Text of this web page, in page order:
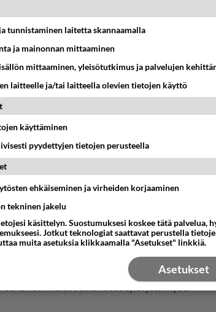
päivänä kappaleen Autiomaa. Kuva: Petri Aho, Nelonen
vähän erillisiä. Mutta kello yhdeksältä
saakka. Ja aika jännittäviä, joka päivään sisältyy
on mielelle aika kovaa tykitystä myös.
tunnistaminen laitetta skannaamalla
ja mainonnan mittaaminen
mittaaminen, yleisötutkimus ja palvelujen
laitteelle ja/tai laitteella olevien tietojen käyttö
käyttäminen
pyydettyjen tietojen perusteella
ehkäiseminen ja virheiden korjaaminen
tekninen jakelu
käsittelyn. Suostumuksesi koskee tätä palvelua,
Jotkut teknologiat saattavat perustella
muita asetuksia klikkaamalla "Asetukset" linkkiä.
Asetukset